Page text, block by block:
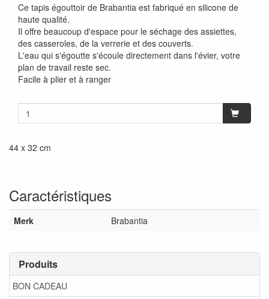
Produits
BON CADEAU
Ce tapis égouttoir de Brabantia est fabriqué en silicone de
haute qualité.
Il offre beaucoup d'espace pour le séchage des assiettes,
des casseroles, de la verrerie et des couverts.
L'eau qui s'égoutte s'écoule directement dans l'évier, votre
plan de travail reste sec.
Facile à plier et à ranger
44 x 32 cm
Caractéristiques
Merk Brabantia